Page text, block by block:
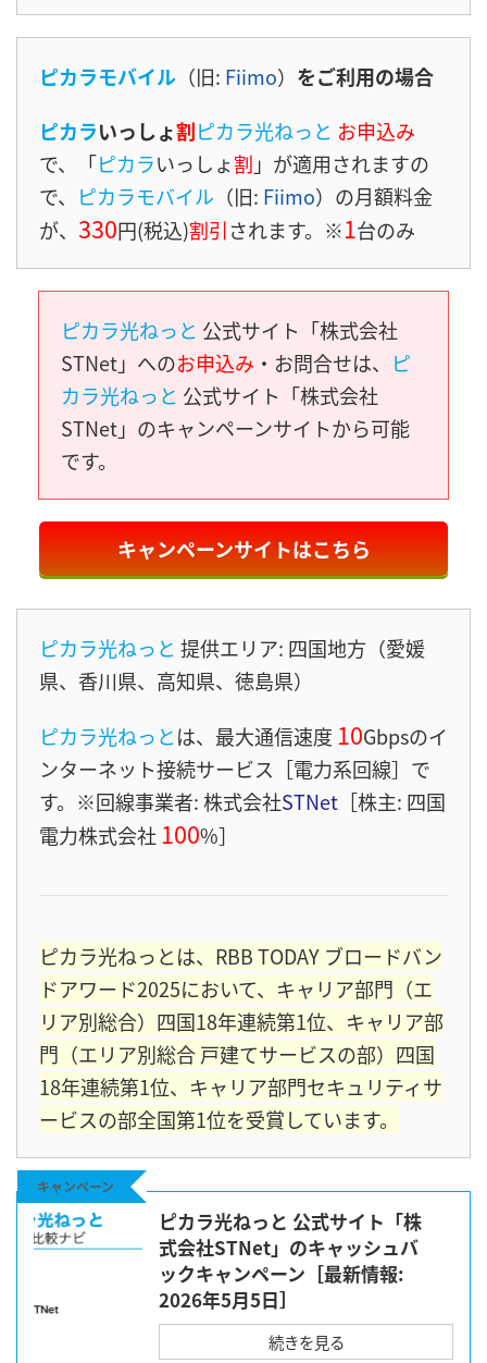
ピカラモバイル （旧: Fiimo） をご利用の場合
ピカラいっしょ割ピカラ光ねっと お申込み
で、「ピカラいっしょ割 」が適用されますの
で、
ピカラモバイル （旧: Fiimo）の月額料金
が、 330円(税込)割引されます。※1台のみ
ピカラ光ねっと 公式サイト「株式会社
STNet」へのお申込み ・お問合せは、
ピ
カラ光ねっと 公式サイト「株式会社
STNet」のキャンペーンサイトから可能
です。
キャンペーンサイトはこちら
ピカラ光ねっと 提供エリア: 四国地方（愛媛
県、香川県、高知県、徳島県）
ピカラ光ねっとは、最大通信速度 10Gbpsのイ
ンターネット接続サービス［電力系回線］ で
す。※回線事業者: 株式会社STNet ［株主: 四国
電力株式会社 100%］
ピカラ光ねっとは、RBB TODAY ブロードバン
ドアワード2025において、キャリア部門（エ
リア別総合）四国18年連続第1位、キャリア部
門（エリア別総合 戸建てサービスの部）四国
18年連続第1位、キャリア部門セキュリティサ
ービスの部全国第1位を受賞しています。
キャンペーン
ピカラ光ねっと 公式サイト「株
式会社STNet」のキャッシュバ
ックキャンペーン［最新情報:
2026年5月5日］
続きを見る